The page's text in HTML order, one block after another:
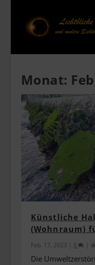
Monat:
Künstliche
(Wohnraum)
Feb. 17, 2023 | 0 |
Die